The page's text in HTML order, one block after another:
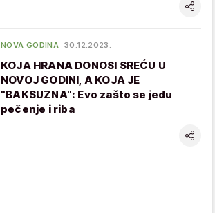
NOVA GODINA 30.12.2023.
KOJA HRANA DONOSI SREĆU U
NOVOJ GODINI, A KOJA JE
"BAKSUZNA": Evo zašto se jedu
pečenje i riba